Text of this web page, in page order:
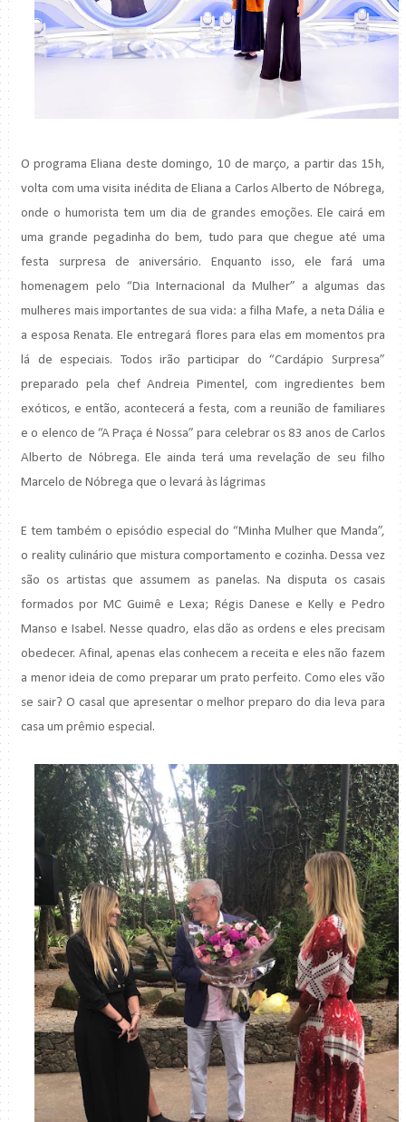
O programa Eliana deste domingo, 10 de março, a partir das 15h,
volta com uma visita inédita de Eliana a Carlos Alberto de Nóbrega,
onde o humorista tem um dia de grandes emoções. Ele cairá em
uma grande pegadinha do bem, tudo para que chegue até uma
festa surpresa de aniversário. Enquanto isso, ele fará uma
homenagem pelo “Dia Internacional da Mulher” a algumas das
mulheres mais importantes de sua vida: a filha Mafe, a neta Dália e
a esposa Renata. Ele entregará flores para elas em momentos pra
lá de especiais. Todos irão participar do “Cardápio Surpresa”
preparado pela chef Andreia Pimentel, com ingredientes bem
exóticos, e então, acontecerá a festa, com a reunião de familiares
e o elenco de “A Praça é Nossa” para celebrar os 83 anos de Carlos
Alberto de Nóbrega. Ele ainda terá uma revelação de seu filho
Marcelo de Nóbrega que o levará às lágrimas
E tem também o episódio especial do “Minha Mulher que Manda”,
o reality culinário que mistura comportamento e cozinha. Dessa vez
são os artistas que assumem as panelas. Na disputa os casais
formados por MC Guimê e Lexa; Régis Danese e Kelly e Pedro
Manso e Isabel. Nesse quadro, elas dão as ordens e eles precisam
obedecer. Afinal, apenas elas conhecem a receita e eles não fazem
a menor ideia de como preparar um prato perfeito. Como eles vão
se sair? O casal que apresentar o melhor preparo do dia leva para
casa um prêmio especial.